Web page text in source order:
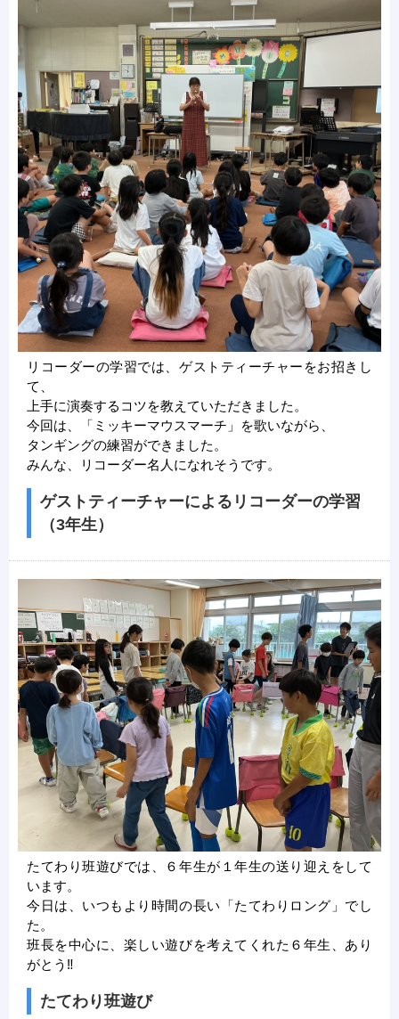
リコーダーの学習では、ゲストティーチャーをお招きし
て、
上手に演奏するコツを教えていただきました。
今回は、「ミッキーマウスマーチ」を歌いながら、
タンギングの練習ができました。
みんな、リコーダー名人になれそうです。
ゲストティーチャーによるリコーダーの学習
（3年生）
たてわり班遊びでは、６年生が１年生の送り迎えをして
います。
今日は、いつもより時間の長い「たてわりロング」でし
た。
班長を中心に、楽しい遊びを考えてくれた６年生、あり
がとう‼
たてわり班遊び